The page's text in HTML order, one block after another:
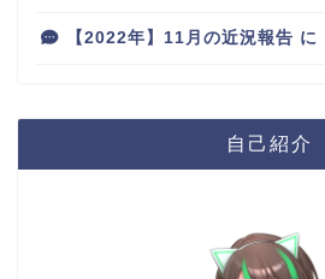
【2022年】11月の近況報告 に
自己紹介